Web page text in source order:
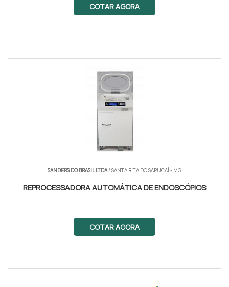
COTAR AGORA
SANDERS DO BRASIL LTDA/ SANTA RITA DO SAPUCAÍ - MG
REPROCESSADORA AUTOMÁTICA DE ENDOSCÓPIOS
COTAR AGORA